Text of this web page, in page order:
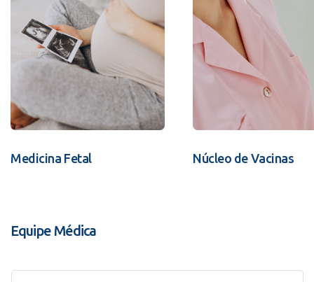
Medicina Fetal Núcleo de Vacinas
Equipe Médica